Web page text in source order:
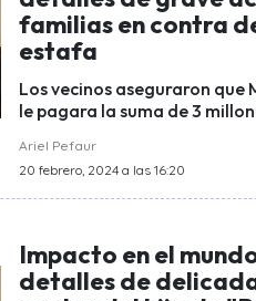
familias en contra
estafa
Los vecinos aseguraron que
le pagara la suma de 3
Ariel Pefaur
20 febrero, 2024 a las 16:20
Impacto en el
detalles de